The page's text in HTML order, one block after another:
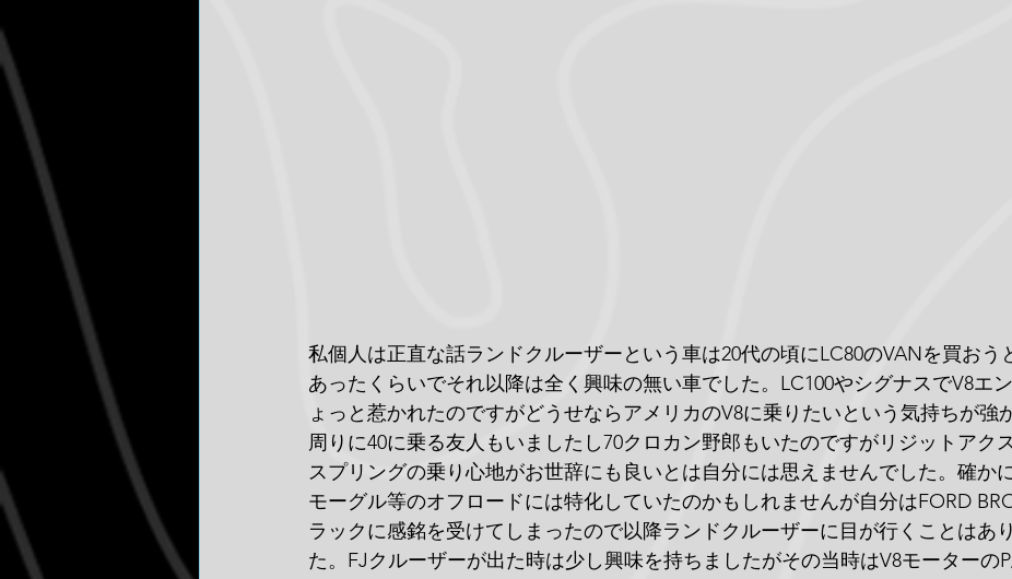
私個人は正直な話ランドクルーザーという車は20代の頃にLC80のVANを買おう
あったくらいでそれ以降は全く興味の無い車でした。LC100やシグナスでV8エ
ょっと惹かれたのですがどうせならアメリカのV8に乗りたいという気持ちが強
周りに40に乗る友人もいましたし70クロカン野郎もいたのですがリジットアク
スプリングの乗り心地がお世辞にも良いとは自分には思えませんでした。確か
モーグル等のオフロードには特化していたのかもしれませんが自分はFORD
ラックに感銘を受けてしまったので以降ランドクルーザーに目が行くことはあ
た。FJクルーザーが出た時は少し興味を持ちましたがその当時はV8モーターの